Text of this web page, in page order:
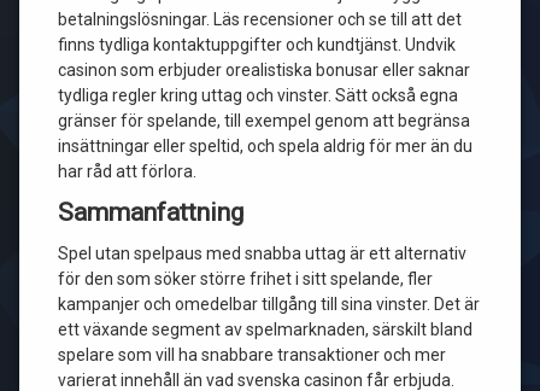
betalningslösningar. Läs recensioner och se till att det
finns tydliga kontaktuppgifter och kundtjänst. Undvik
casinon som erbjuder orealistiska bonusar eller saknar
tydliga regler kring uttag och vinster. Sätt också egna
gränser för spelande, till exempel genom att begränsa
insättningar eller speltid, och spela aldrig för mer än du
har råd att förlora.
Sammanfattning
Spel utan spelpaus med snabba uttag är ett alternativ
för den som söker större frihet i sitt spelande, fler
kampanjer och omedelbar tillgång till sina vinster. Det är
ett växande segment av spelmarknaden, särskilt bland
spelare som vill ha snabbare transaktioner och mer
varierat innehåll än vad svenska casinon får erbjuda.